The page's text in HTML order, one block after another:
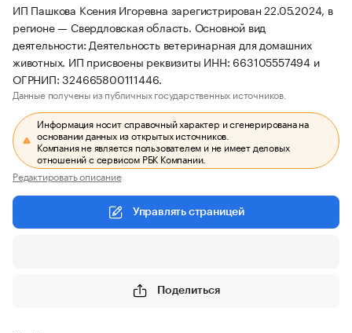
ИП Пашкова Ксения Игоревна зарегистрирован 22.05.2024, в
регионе — Свердловская область. Основной вид
деятельности: Деятельность ветеринарная для домашних
животных. ИП присвоены реквизиты ИНН: 663105557494 и
ОГРНИП: 324665800111446.
Данные получены из публичных государственных источников.
Информация носит справочный характер и сгенерирована на
основании данных из открытых источников.
Компания не является пользователем и не имеет деловых
отношений с сервисом РБК Компании.
Редактировать описание
Управлять страницей
Поделиться